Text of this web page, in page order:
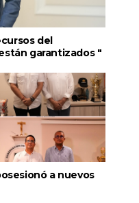
del
garantizados "
a nuevos